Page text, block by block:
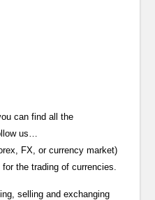
can find all the
us…
FX, or currency market)
the trading of currencies.
selling and exchanging